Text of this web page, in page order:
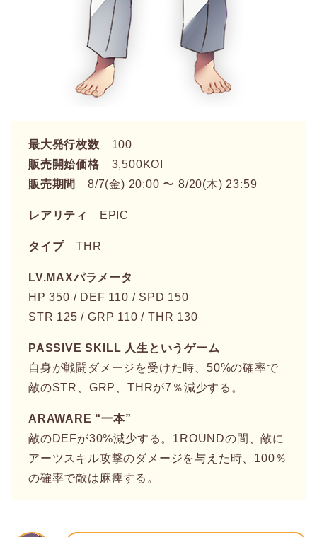
最大発行枚数 100
販売開始価格 3,500KOI
販売期間
8/7(金) 20:00 〜 8/20(木) 23:59
レアリティ EPIC
タイプTHR
LV.MAXパラメータ
HP 350 / DEF 110 / SPD 150
STR 125 / GRP 110 / THR 130
PASSIVE SKILL 人生というゲーム
自身が戦闘ダメージを受けた時、50%の確率で
敵のSTR、GRP、THRが7％減少する。
ARAWARE “一本”
敵のDEFが30%減少する。1ROUNDの間、敵に
アーツスキル攻撃のダメージを与えた時、100％
の確率で敵は麻痺する。